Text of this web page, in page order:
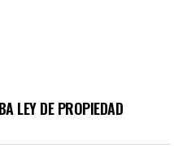
LEY DE PROPIEDAD